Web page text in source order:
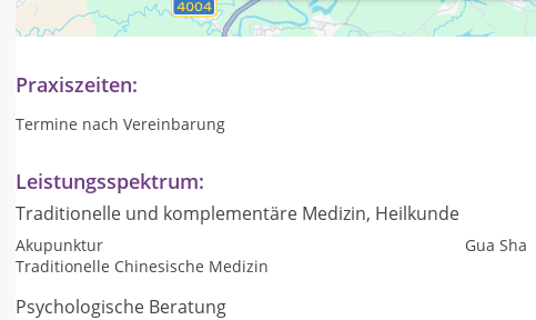
psychologische & mediale Beratung
Praxiszeiten:
Termine nach Vereinbarung
Leistungsspektrum:
Traditionelle und komplementäre Medizin, Heilkunde
Akupunktur
Gua Sha
Traditionelle Chinesische Medizin
Psychologische Beratung